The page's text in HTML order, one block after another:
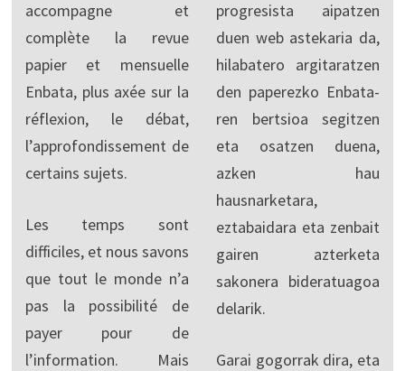
accompagne et
complète la revue
papier et mensuelle
Enbata, plus axée sur la
réflexion, le débat,
l’approfondissement de
certains sujets.
Les temps sont
difficiles, et nous savons
que tout le monde n’a
pas la possibilité de
payer pour de
l’information. Mais
progresista aipatzen
duen web astekaria da,
hilabatero argitaratzen
den paperezko Enbata-
ren bertsioa segitzen
eta osatzen duena,
azken hau
hausnarketara,
eztabaidara eta zenbait
gairen azterketa
sakonera bideratuagoa
delarik.
Garai gogorrak dira, eta